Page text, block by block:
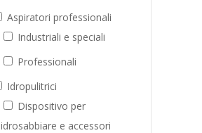
Aspiratori professionali
Industriali e speciali
Professionali
Idropulitrici
Dispositivo per
idrosabbiare e accessori